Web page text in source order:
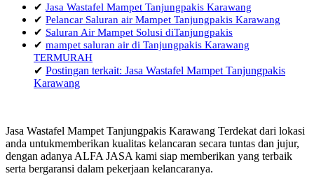
✔ Jasa Wastafel Mampet Tanjungpakis Karawang
✔ Pelancar Saluran air Mampet Tanjungpakis Karawang
✔ Saluran Air Mampet Solusi diTanjungpakis
✔ mampet saluran air di Tanjungpakis Karawang
TERMURAH
✔ Postingan terkait: Jasa Wastafel Mampet Tanjungpakis
Karawang
Jasa Wastafel Mampet Tanjungpakis Karawang Terdekat dari lokasi
anda untukmemberikan kualitas kelancaran secara tuntas dan jujur,
dengan adanya ALFA JASA kami siap memberikan yang terbaik
serta bergaransi dalam pekerjaan kelancaranya.